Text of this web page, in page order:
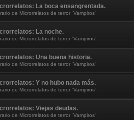
La boca ensangrentada.
de Microrrelatos de terror “Vampiros”
La noche.
de Microrrelatos de terror “Vampiros”
Una buena historia.
de Microrrelatos de terror “Vampiros”
Y no hubo nada más.
de Microrrelatos de terror “Vampiros”
Viejas deudas.
de Microrrelatos de terror “Vampiros”